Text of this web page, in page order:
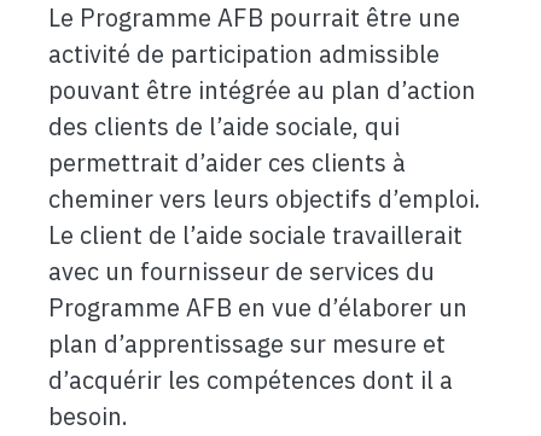
Le Programme AFB pourrait être une
activité de participation admissible
pouvant être intégrée au plan d’action
des clients de l’aide sociale, qui
permettrait d’aider ces clients à
cheminer vers leurs objectifs d’emploi.
Le client de l’aide sociale travaillerait
avec un fournisseur de services du
Programme AFB en vue d’élaborer un
plan d’apprentissage sur mesure et
d’acquérir les compétences dont il a
besoin.